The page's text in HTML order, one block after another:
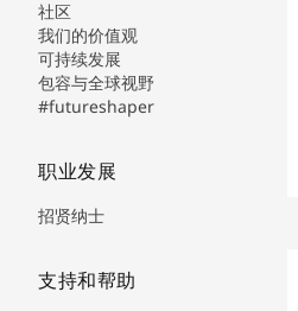
社区
我们的价值观
可持续发展
包容与全球视野
#futureshaper
职业发展
招贤纳士
支持和帮助